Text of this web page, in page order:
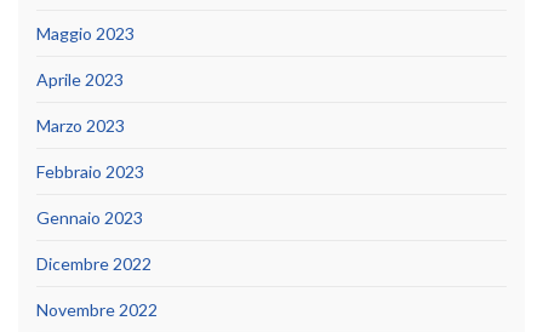
Maggio 2023
Aprile 2023
Marzo 2023
Febbraio 2023
Gennaio 2023
Dicembre 2022
Novembre 2022